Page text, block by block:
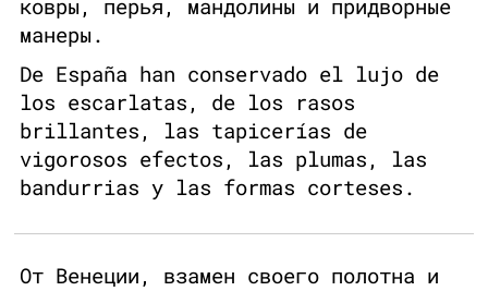
ковры, перья, мандолины и придворные
манеры.
De España han conservado el lujo de
los escarlatas, de los rasos
brillantes, las tapicerías de
vigorosos efectos, las plumas, las
bandurrias y las formas corteses.
От Венеции, взамен своего полотна и